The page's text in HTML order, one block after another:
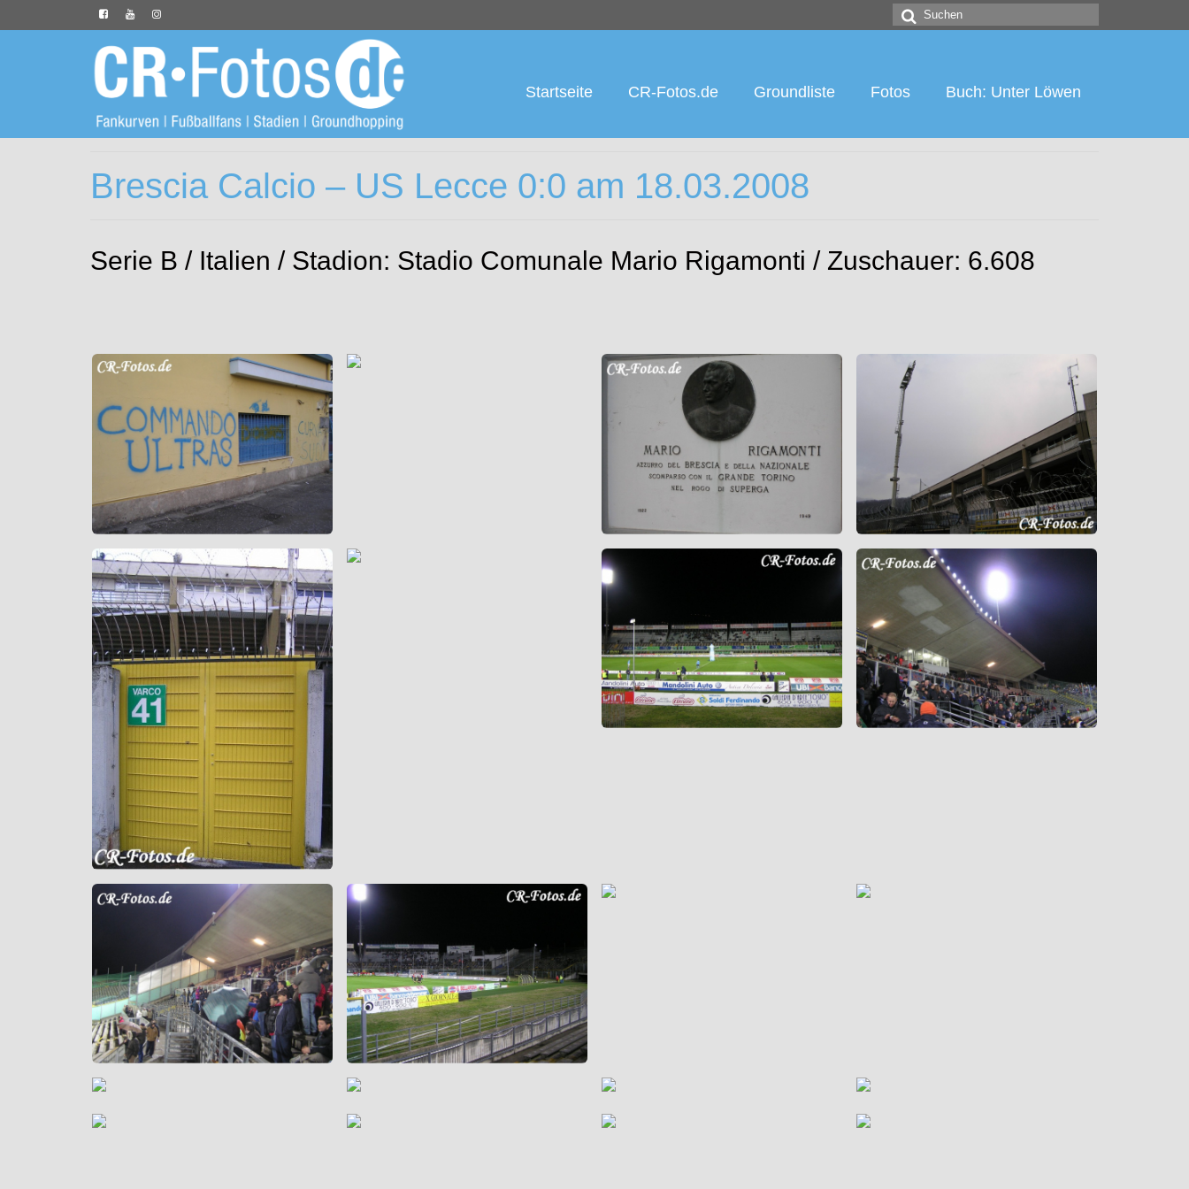
Suchen
nach:
Startseite CR-Fotos.de Groundliste Fotos Buch: Unter Löwen
Brescia Calcio – US Lecce 0:0 am 18.03.2008
Serie B / Italien / Stadion: Stadio Comunale Mario Rigamonti / Zuschauer: 6.608